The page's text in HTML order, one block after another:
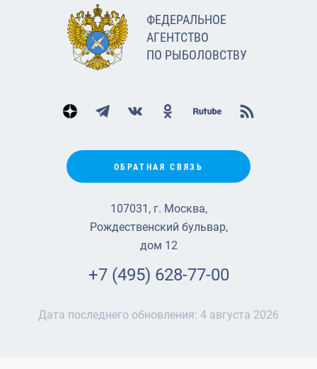
ФЕДЕРАЛЬНОЕ
АГЕНТСТВО
ПО РЫБОЛОВСТВУ
ОБРАТНАЯ СВЯЗЬ
107031, г. Москва,
Рождественский бульвар,
дом 12
+7 (495) 628-77-00
Дата последнего обновления: 4 августа 2026